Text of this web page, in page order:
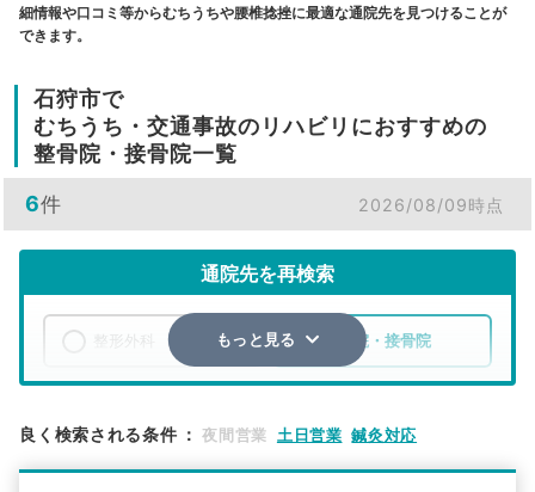
細情報や口コミ等からむちうちや腰椎捻挫に最適な通院先を見つけることが
できます。
石狩市で
むちうち・交通事故のリハビリにおすすめの
整骨院・接骨院一覧
6件 2026/08/09時点
通院先を再検索
整骨院・接骨院
検索する
もっと見る
良く検索される条件 ： 夜間営業 土日営業 鍼灸対応